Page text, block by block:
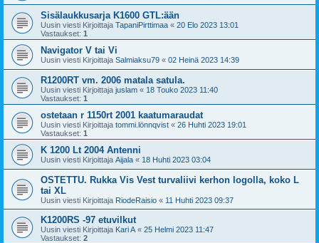
Sisälaukkusarja K1600 GTL:ään
Uusin viesti Kirjoittaja TapaniPirttimaa « 20 Elo 2023 13:01
Vastaukset: 1
Navigator V tai Vi
Uusin viesti Kirjoittaja Salmiaksu79 « 02 Heinä 2023 14:39
R1200RT vm. 2006 matala satula.
Uusin viesti Kirjoittaja juslam « 18 Touko 2023 11:40
Vastaukset: 1
ostetaan r 1150rt 2001 kaatumaraudat
Uusin viesti Kirjoittaja tommi.lönnqvist « 26 Huhti 2023 19:01
Vastaukset: 1
K 1200 Lt 2004 Antenni
Uusin viesti Kirjoittaja Aijala « 18 Huhti 2023 03:04
OSTETTU. Rukka Vis Vest turvaliivi kerhon logolla, koko L
tai XL
Uusin viesti Kirjoittaja RiodeRaisio « 11 Huhti 2023 09:37
K1200RS -97 etuvilkut
Uusin viesti Kirjoittaja Kari A « 25 Helmi 2023 11:47
Vastaukset: 2